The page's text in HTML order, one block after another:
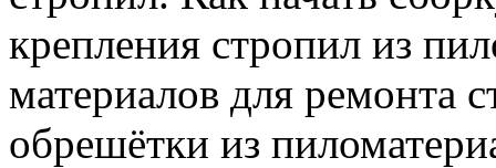
крепления стропил из
материалов для ремонта
обрешётки из